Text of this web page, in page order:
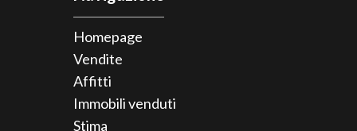
Homepage
Vendite
Affitti
Immobili venduti
Stima